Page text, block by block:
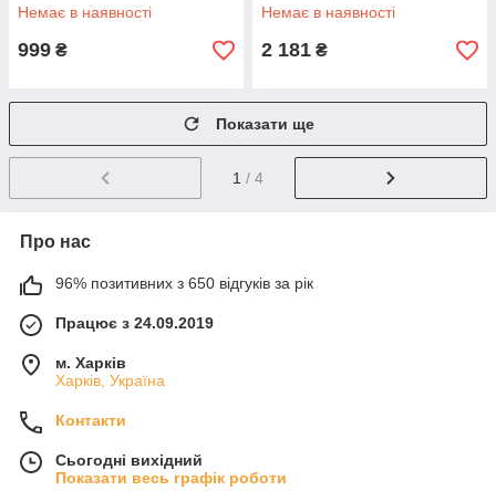
Немає в наявності
999 ₴
Немає в наявності
2 181 ₴
Показати ще
1 / 4
Про нас
96% позитивних з 650 відгуків за рік
Працює з 24.09.2019
м. Харків
Харків, Україна
Контакти
Сьогодні вихідний
Показати весь графік роботи